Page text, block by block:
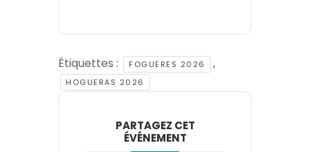
Étiquettes : FOGUERES 2026 ,
HOGUERAS 2026
PARTAGEZ CET
ÉVÉNEMENT